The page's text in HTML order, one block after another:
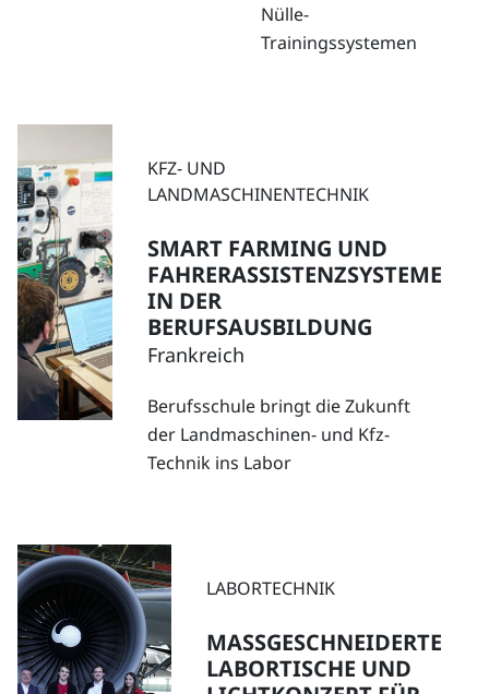
Nülle-
Trainingssystemen
KFZ- UND
LANDMASCHINENTECHNIK
SMART FARMING UND
FAHRERASSISTENZSYSTEME
IN DER
BERUFSAUSBILDUNG
Frankreich
Berufsschule bringt die Zukunft
der Landmaschinen- und Kfz-
Technik ins Labor
LABORTECHNIK
MASSGESCHNEIDERTE L
ABORTISCHE UND L